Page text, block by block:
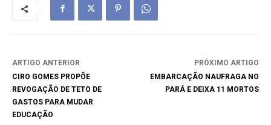
ARTIGO ANTERIOR
CIRO GOMES PROPÕE
REVOGAÇÃO DE TETO DE
GASTOS PARA MUDAR
EDUCAÇÃO
PRÓXIMO ARTIGO
EMBARCAÇÃO NAUFRAGA NO
PARÁ E DEIXA 11 MORTOS